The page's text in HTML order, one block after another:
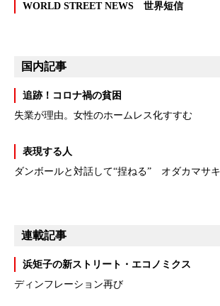
WORLD STREET NEWS 世界短信
国内記事
追跡！コロナ禍の貧困
失業が理由。女性のホームレス化すすむ
表現する人
ダンボールと対話して“捏ねる” オダカマサ
連載記事
浜矩子の新ストリート・エコノミクス
ディンフレーション再び